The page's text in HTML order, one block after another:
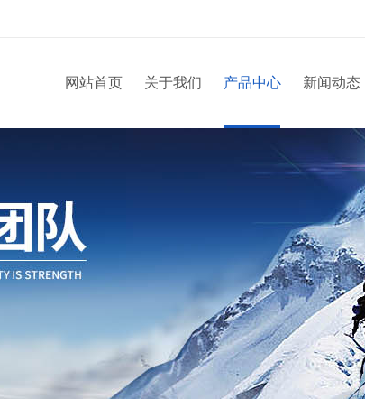
网站首页 关于我们 产品中心 新闻动态